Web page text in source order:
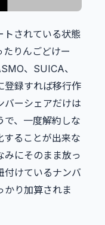
されている状態
りんごどけー
、SUICA、
登録すれば移行作
バーシェアだけは
で、一度解約しな
することが出来な
みにそのまま放っ
付けているナンバ
かり加算されま